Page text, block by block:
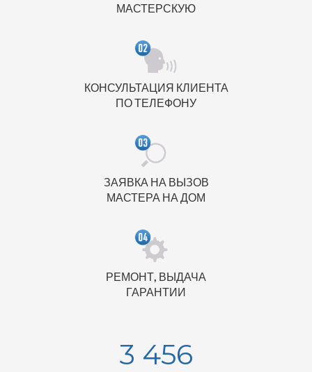
МАСТЕРСКУЮ
КОНСУЛЬТАЦИЯ КЛИЕНТА
ПО ТЕЛЕФОНУ
ЗАЯВКА НА ВЫЗОВ
МАСТЕРА НА ДОМ
РЕМОНТ, ВЫДАЧА
ГАРАНТИИ
3 456